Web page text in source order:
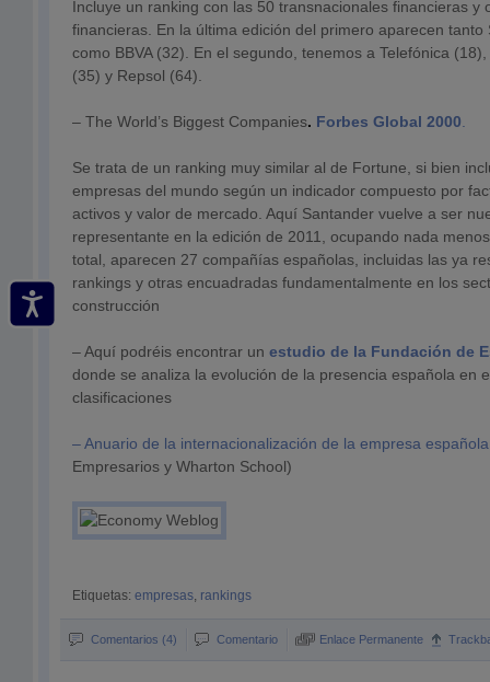
Incluye un ranking con las 50 transnacionales financieras y
financieras. En la última edición del primero aparecen
como BBVA (32). En el segundo, tenemos a Telefónica
(35) y Repsol (64).
– The World’s Biggest Companies. Forbes Global 2000
Se trata de un ranking muy similar al de Fortune, si bien
empresas del mundo según un indicador compuesto por
activos y valor de mercado. Aquí Santander vuelve a ser
representante en la edición de 2011, ocupando nada
total, aparecen 27 compañías españolas, incluidas las ya
rankings y otras encuadradas fundamentalmente en los
construcción
– Aquí podréis encontrar un estudio de la Fundación de
donde se analiza la evolución de la presencia española en
clasificaciones
– Anuario de la internacionalización de la empresa española
Empresarios y Wharton School)
Etiquetas: empresas, rankings
Comentarios (4) Comentario Enlace Permanente